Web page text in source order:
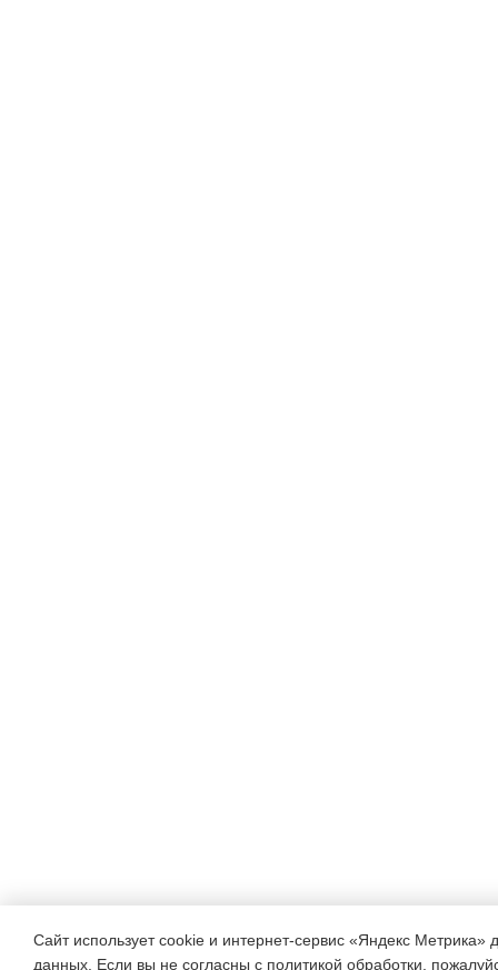
Сайт использует cookie и интернет-сервис «Яндекс Метрика»
данных. Если вы не согласны с политикой обработки,